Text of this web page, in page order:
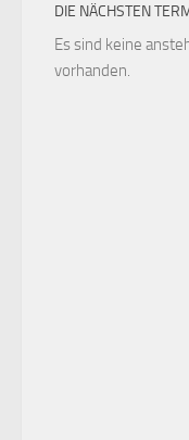
DIE NÄCHSTEN
Es sind keine
vorhanden.